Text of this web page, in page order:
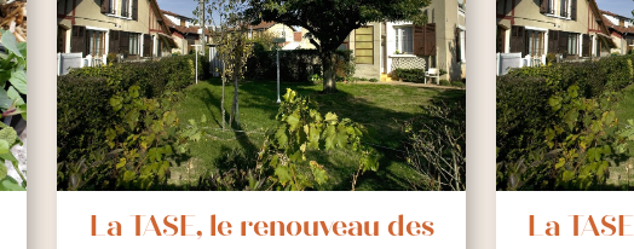
La TASE, le renouveau des
La